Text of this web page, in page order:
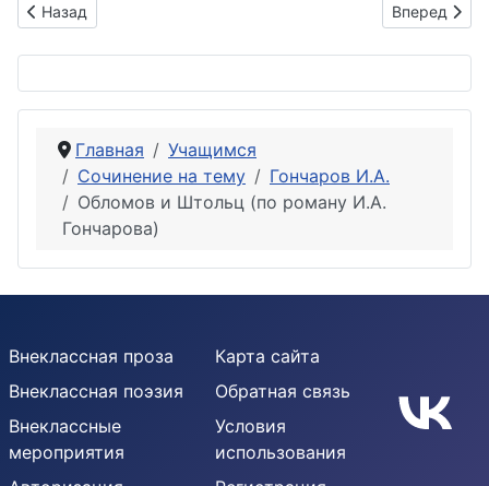
Предыдущий: Обломов и его визитёры по роману И.А.
Назад Следующий:
Вперед
Главная
Учащимся
Сочинение на тему
Гончаров И.А.
Обломов и Штольц (по роману И.А.
Гончарова)
Внеклассная проза
Внеклассная поэзия
Внеклассные
мероприятия
Карта сайта
Обратная связь
Условия
использования